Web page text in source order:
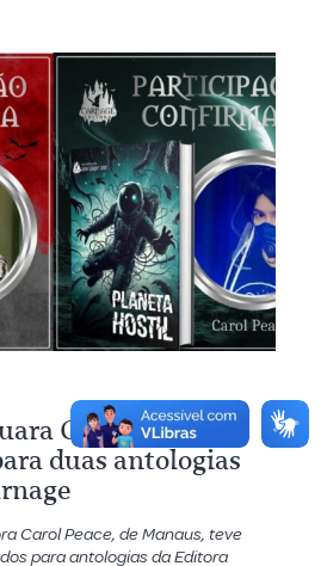
Carol Peace é
duas antologias
Carol Peace, de Manaus, teve
para antologias da Editora